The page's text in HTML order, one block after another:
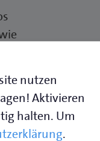
nutzen
Aktivieren
halten. Um
.